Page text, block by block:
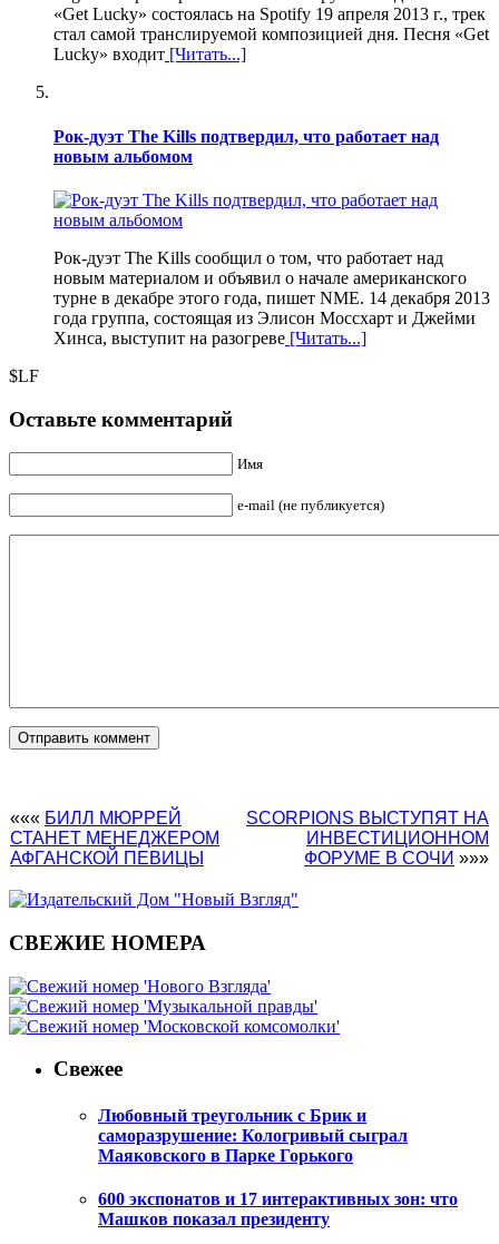
«Get Lucky» состоялась на Spotify 19 апреля 2013 г., трек
стал самой транслируемой композицией дня. Песня «Get
Lucky» входит [Читать...]
Рок-дуэт The Kills подтвердил, что работает над
новым альбомом
Рок-дуэт The Kills сообщил о том, что работает над
новым материалом и объявил о начале американского
турне в декабре этого года, пишет NME. 14 декабря 2013
года группа, состоящая из Элисон Моссхарт и Джейми
Хинса, выступит на разогреве [Читать...]
$LF
Оставьте комментарий
Имя
e-mail (не публикуется)
««« БИЛЛ МЮРРЕЙ
СТАНЕТ МЕНЕДЖЕРОМ
АФГАНСКОЙ ПЕВИЦЫ
SCORPIONS ВЫСТУПЯТ НА
ИНВЕСТИЦИОННОМ
ФОРУМЕ В СОЧИ »»»
СВЕЖИЕ НОМЕРА
Свежее
Любовный треугольник с Брик и
саморазрушение: Кологривый сыграл
Маяковского в Парке Горького
600 экспонатов и 17 интерактивных зон: что
Машков показал президенту